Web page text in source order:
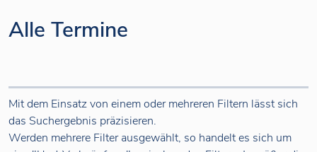
Alle Termine
Mit dem Einsatz von einem oder mehreren Filtern lässt sich
das Suchergebnis präzisieren.
Werden mehrere Filter ausgewählt, so handelt es sich um